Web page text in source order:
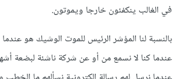
في الغالب ينكفئون خارجا ويموتون.
بالنسبة لنا المؤشر الرئيس للموت الوشيك هو
عندما كنا لا نسمع من أو عن شركة ناشئة لبضعة